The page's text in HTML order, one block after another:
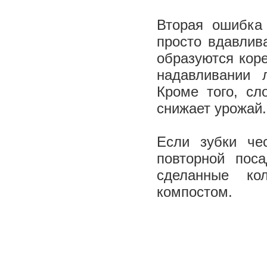
Вторая
просто
образуются
надавливании
Кроме того,
снижает
Если зубки
повторной
сделанные
компостом.